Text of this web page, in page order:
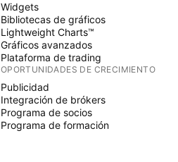
Widgets
Bibliotecas de gráficos
Lightweight Charts™
Gráficos avanzados
Plataforma de trading
OPORTUNIDADES DE CRECIMIENTO
Publicidad
Integración de brókers
Programa de socios
Programa de formación